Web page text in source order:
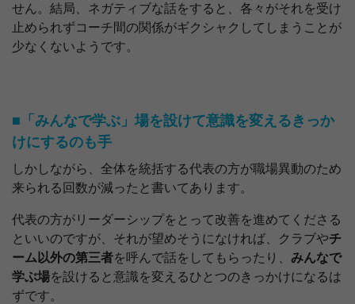
せん。結局、ネガティブな話をすると、各々がそれを受け
止められずコーチ間の関係がギクシャクしてしまうことが
少なくないようです。
■「みんなで学ぶ」場を設けて意識を変えるきっか
けにするのも手
しかしながら、全体を統括する代表の方が職場異動のため
来られる回数が減ったと書いてあります。
代表の方がリーダーシップをとって改善を進めてくださる
といいのですが、それが望めそうになければ、クラブやチ
ーム以外の第三者を呼んで話をしてもらったり、 みんなで
学ぶ場を設けると意識を変えるひとつのきっかけになるは
ずです。